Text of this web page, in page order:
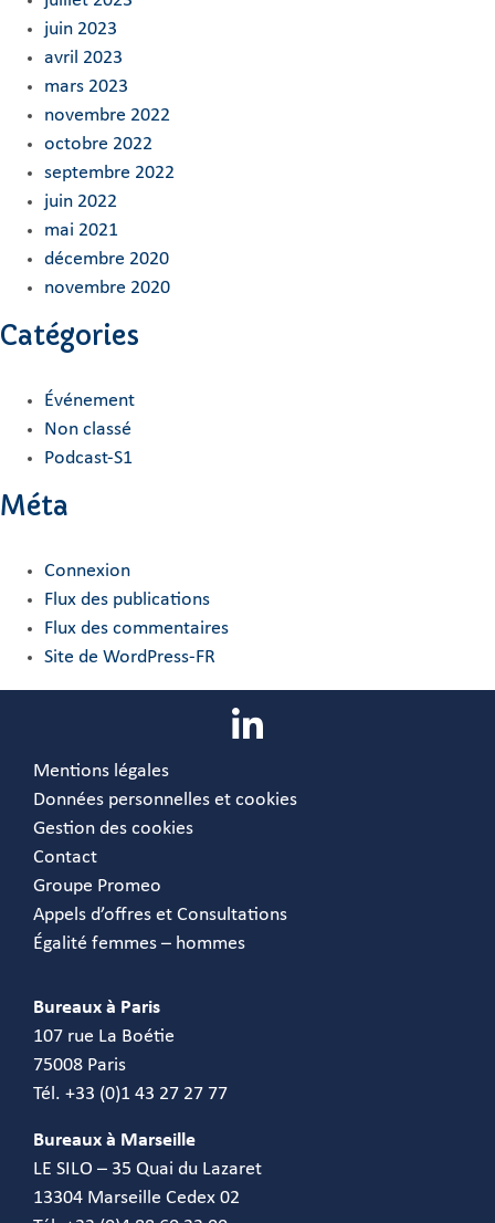
juin 2023
avril 2023
mars 2023
novembre 2022
octobre 2022
septembre 2022
juin 2022
mai 2021
décembre 2020
novembre 2020
Catégories
Événement
Non classé
Podcast-S1
Méta
Connexion
Flux des publications
Flux des commentaires
Site de WordPress-FR
Mentions légales
Données personnelles et cookies
Gestion des cookies
Contact
Groupe Promeo
Appels d’offres et Consultations
Égalité femmes – hommes
Bureaux à Paris
107 rue La Boétie
75008 Paris
Tél. +33 (0)1 43 27 27 77
Bureaux à Marseille
LE SILO – 35 Quai du Lazaret
13304 Marseille Cedex 02